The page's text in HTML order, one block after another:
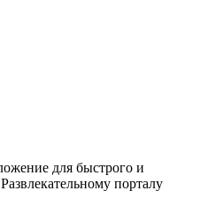
для быстрого и
порталу